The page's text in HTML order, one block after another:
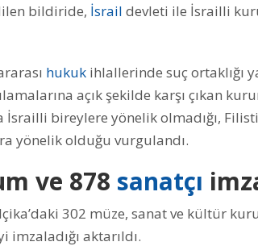
bildiride, İsrail devleti ile İsrailli
hukuk ihlallerinde suç ortaklığı
açık şekilde karşı çıkan
İsrailli bireylere yönelik olmadığı,
yönelik olduğu vurgulandı.
ve 878 sanatçı
302 müze, sanat ve kültür
aktarıldı.